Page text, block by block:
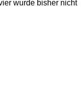
wurde bisher nicht